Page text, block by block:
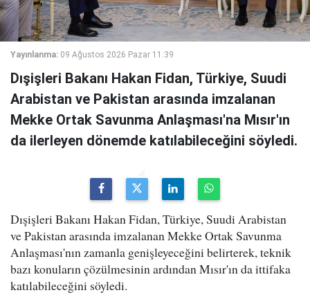
Yayınlanma: 09 Ağustos 2026 Pazar 11:39
Dışişleri Bakanı Hakan Fidan, Türkiye, Suudi
Arabistan ve Pakistan arasında imzalanan
Mekke Ortak Savunma Anlaşması'na Mısır'ın
da ilerleyen dönemde katılabileceğini söyledi.
Dışişleri Bakanı Hakan Fidan, Türkiye, Suudi Arabistan
ve Pakistan arasında imzalanan Mekke Ortak Savunma
Anlaşması'nın zamanla genişleyeceğini belirterek, teknik
bazı konuların çözülmesinin ardından Mısır'ın da ittifaka
katılabileceğini söyledi.